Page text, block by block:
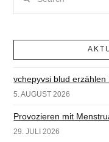
vchepyvsi blud
5. AUGUST 2026
Provozieren mit
29. JULI 2026